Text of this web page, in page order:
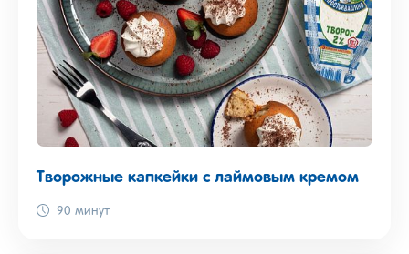
Творожные капкейки с лаймовым кремом
90 минут